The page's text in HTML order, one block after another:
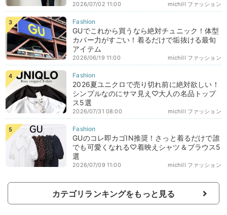
michill ファッション
2026/07/02 11:00
GUでこれから買うなら絶対チュニック！体型
カバー力がすごい！着るだけで垢抜ける最旬
アイテム
michill ファッション
2026/06/19 11:00
2026夏ユニクロで売り切れ前に絶対欲しい！
シンプルなのにサマ見え♡大人の名品トップ
ス5選
michill ファッション
2026/07/31 08:00
GUのコレ即カゴIN推奨！さっと着るだけで誰
でも可愛くなれる♡着映えシャツ＆ブラウス5
選
michill ファッション
2026/07/09 11:00
カテゴリランキングをもっと見る